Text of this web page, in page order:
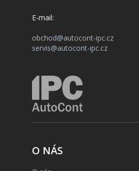
E-mail:
obchod@autocont-ipc.cz
servis@autocont-ipc.cz
O NÁS